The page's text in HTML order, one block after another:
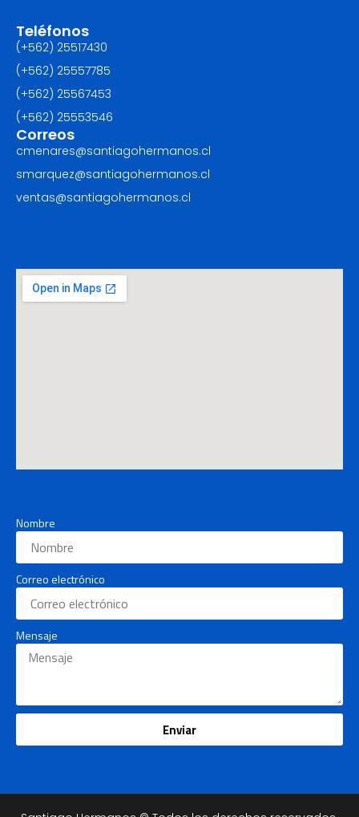
Teléfonos
(+562) 25517430‬
(+562) 25557785
(+562) 25567453‬
(+562) ‪25553546
Correos
cmenares@santiagohermanos.cl
smarquez@santiagohermanos.cl
ventas@santiagohermanos.cl
Nombre
Correo electrónico
Mensaje
Enviar